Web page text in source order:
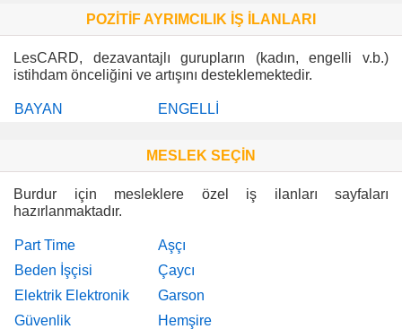
POZİTİF AYRIMCILIK İŞ İLANLARI
LesCARD, dezavantajlı gurupların (kadın, engelli v.b.)
istihdam önceliğini ve artışını desteklemektedir.
BAYAN ENGELLİ
MESLEK SEÇİN
Burdur için mesleklere özel iş ilanları sayfaları
hazırlanmaktadır.
Part Time
Aşçı
Beden İşçisi
Çaycı
Elektrik Elektronik
Garson
Güvenlik
Hemşire